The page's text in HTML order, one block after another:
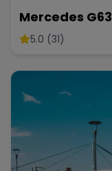
Mercedes G63
5.0 (31)